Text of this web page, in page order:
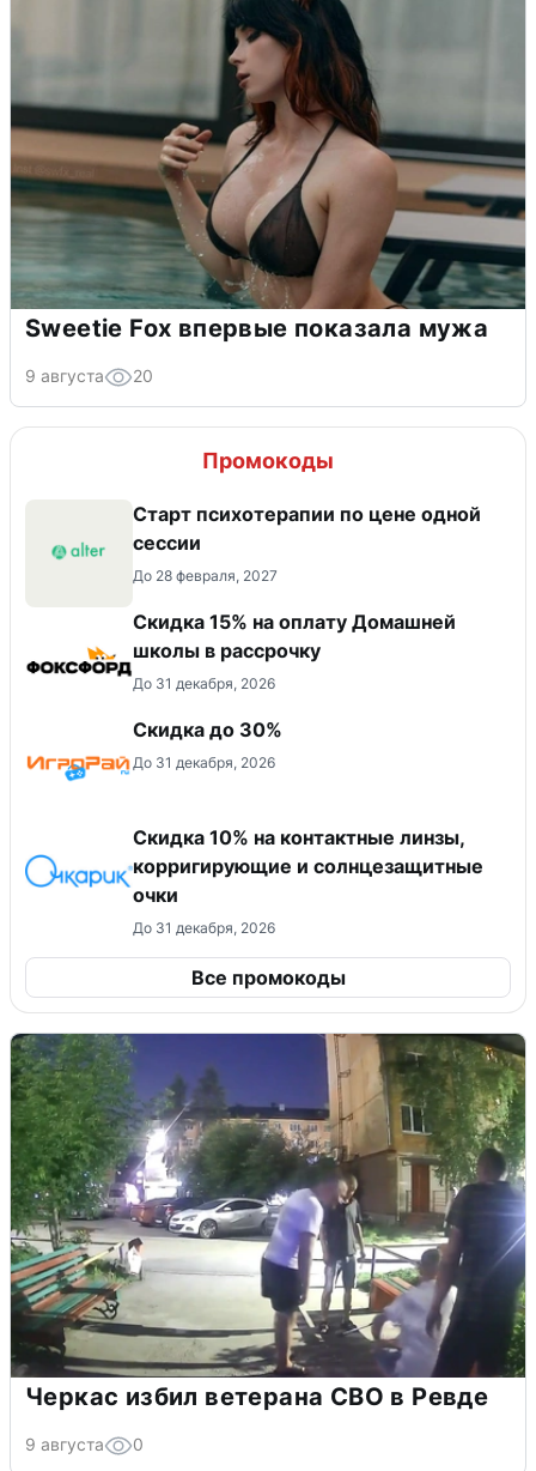
Sweetie Fox впервые показала мужа
9 августа 20
Промокоды
Старт психотерапии по цене одной
сессии
До 28 февраля, 2027
Скидка 15% на оплату Домашней
школы в рассрочку
До 31 декабря, 2026
Скидка до 30%
До 31 декабря, 2026
Скидка 10% на контактные линзы,
корригирующие и солнцезащитные
очки
До 31 декабря, 2026
Все промокоды
Черкас избил ветерана СВО в Ревде
9 августа 0